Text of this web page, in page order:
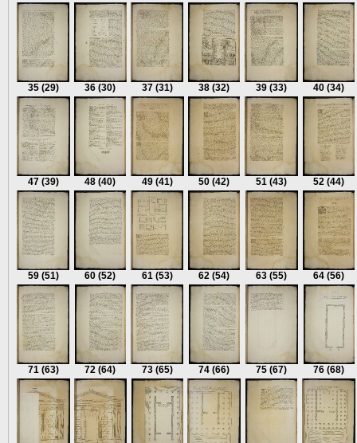
35 (29) 36 (30) 37 (31) 38 (32) 39 (33) 40 (34)
47 (39) 48 (40) 49 (41) 50 (42) 51 (43) 52 (44)
59 (51) 60 (52) 61 (53) 62 (54) 63 (55) 64 (56)
71 (63) 72 (64) 73 (65) 74 (66) 75 (67) 76 (68)